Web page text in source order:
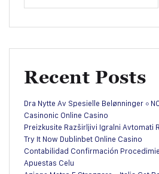
Recent Posts
Dra Nytte Av Spesielle Belønninger ◦
Casinonic Online Casino
Preizkusite Razširljivi Igralni Avtomati
Try It Now Dublinbet Online Casino
Contabilidad Confirmación
Apuestas Celu